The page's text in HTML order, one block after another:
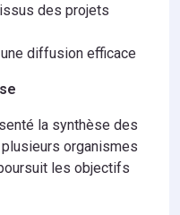
des projets
diffusion efficace
la synthèse des
organismes
les objectifs